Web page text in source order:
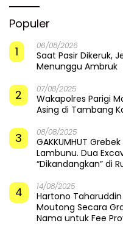
Populer
1
06/08/2026
Saat Pasir Dikeruk,
Menunggu Ambruk
2 07/08/2025
Wakapolres Parigi
Asing di Tambang
3 08/08/2025
GAKKUMHUT
Lambunu. Dua
“Dikandangkan” di
4 14/08/2025
Hartono
Moutong Secara
Nama untuk Fee